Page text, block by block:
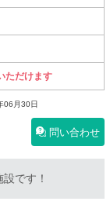
ただけます
06月30日
問い合わせ
です！